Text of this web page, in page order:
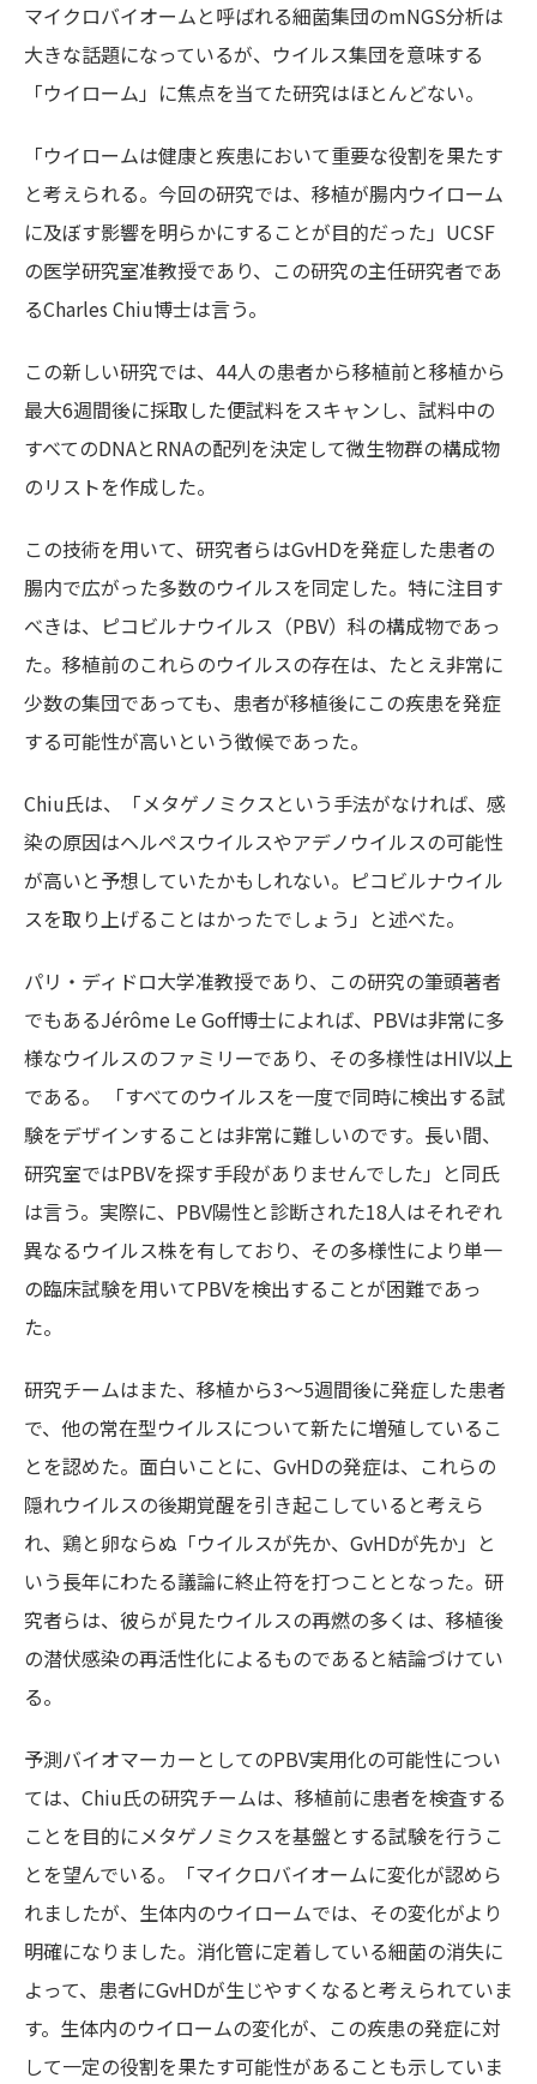
マイクロバイオームと呼ばれる細菌集団のmNGS分析は
大きな話題になっているが、ウイルス集団を意味する
「ウイローム」に焦点を当てた研究はほとんどない。
「ウイロームは健康と疾患において重要な役割を果たす
と考えられる。今回の研究では、移植が腸内ウイローム
に及ぼす影響を明らかにすることが目的だった」UCSF
の医学研究室准教授であり、この研究の主任研究者であ
るCharles Chiu博士は言う。
この新しい研究では、44人の患者から移植前と移植から
最大6週間後に採取した便試料をスキャンし、試料中の
すべてのDNAとRNAの配列を決定して微生物群の構成物
のリストを作成した。
この技術を用いて、研究者らはGvHDを発症した患者の
腸内で広がった多数のウイルスを同定した。特に注目す
べきは、ピコビルナウイルス（PBV）科の構成物であっ
た。移植前のこれらのウイルスの存在は、たとえ非常に
少数の集団であっても、患者が移植後にこの疾患を発症
する可能性が高いという徴候であった。
Chiu氏は、「メタゲノミクスという手法がなければ、感
染の原因はヘルペスウイルスやアデノウイルスの可能性
が高いと予想していたかもしれない。ピコビルナウイル
スを取り上げることはかったでしょう」と述べた。
パリ・ディドロ大学准教授であり、この研究の筆頭著者
でもあるJérôme Le Goff博士によれば、PBVは非常に多
様なウイルスのファミリーであり、その多様性はHIV以上
である。 「すべてのウイルスを一度で同時に検出する試
験をデザインすることは非常に難しいのです。長い間、
研究室ではPBVを探す手段がありませんでした」と同氏
は言う。実際に、PBV陽性と診断された18人はそれぞれ
異なるウイルス株を有しており、その多様性により単一
の臨床試験を用いてPBVを検出することが困難であっ
た。
研究チームはまた、移植から3〜5週間後に発症した患者
で、他の常在型ウイルスについて新たに増殖しているこ
とを認めた。面白いことに、GvHDの発症は、これらの
隠れウイルスの後期覚醒を引き起こしていると考えら
れ、鶏と卵ならぬ「ウイルスが先か、GvHDが先か」と
いう長年にわたる議論に終止符を打つこととなった。研
究者らは、彼らが見たウイルスの再燃の多くは、移植後
の潜伏感染の再活性化によるものであると結論づけてい
る。
予測バイオマーカーとしてのPBV実用化の可能性につい
ては、Chiu氏の研究チームは、移植前に患者を検査する
ことを目的にメタゲノミクスを基盤とする試験を行うこ
とを望んでいる。「マイクロバイオームに変化が認めら
れましたが、生体内のウイロームでは、その変化がより
明確になりました。消化管に定着している細菌の消失に
よって、患者にGvHDが生じやすくなると考えられていま
す。生体内のウイロームの変化が、この疾患の発症に対
して一定の役割を果たす可能性があることも示していま